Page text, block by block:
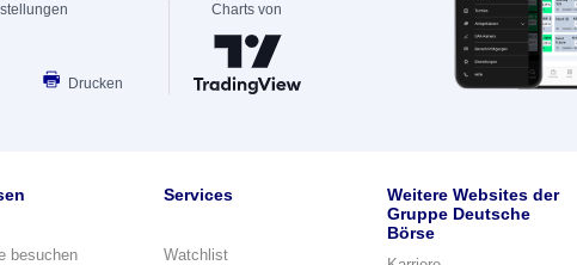
Drucken
Charts von
besuchen
Services
Watchlist
Weitere Websites der
Gruppe Deutsche
Börse